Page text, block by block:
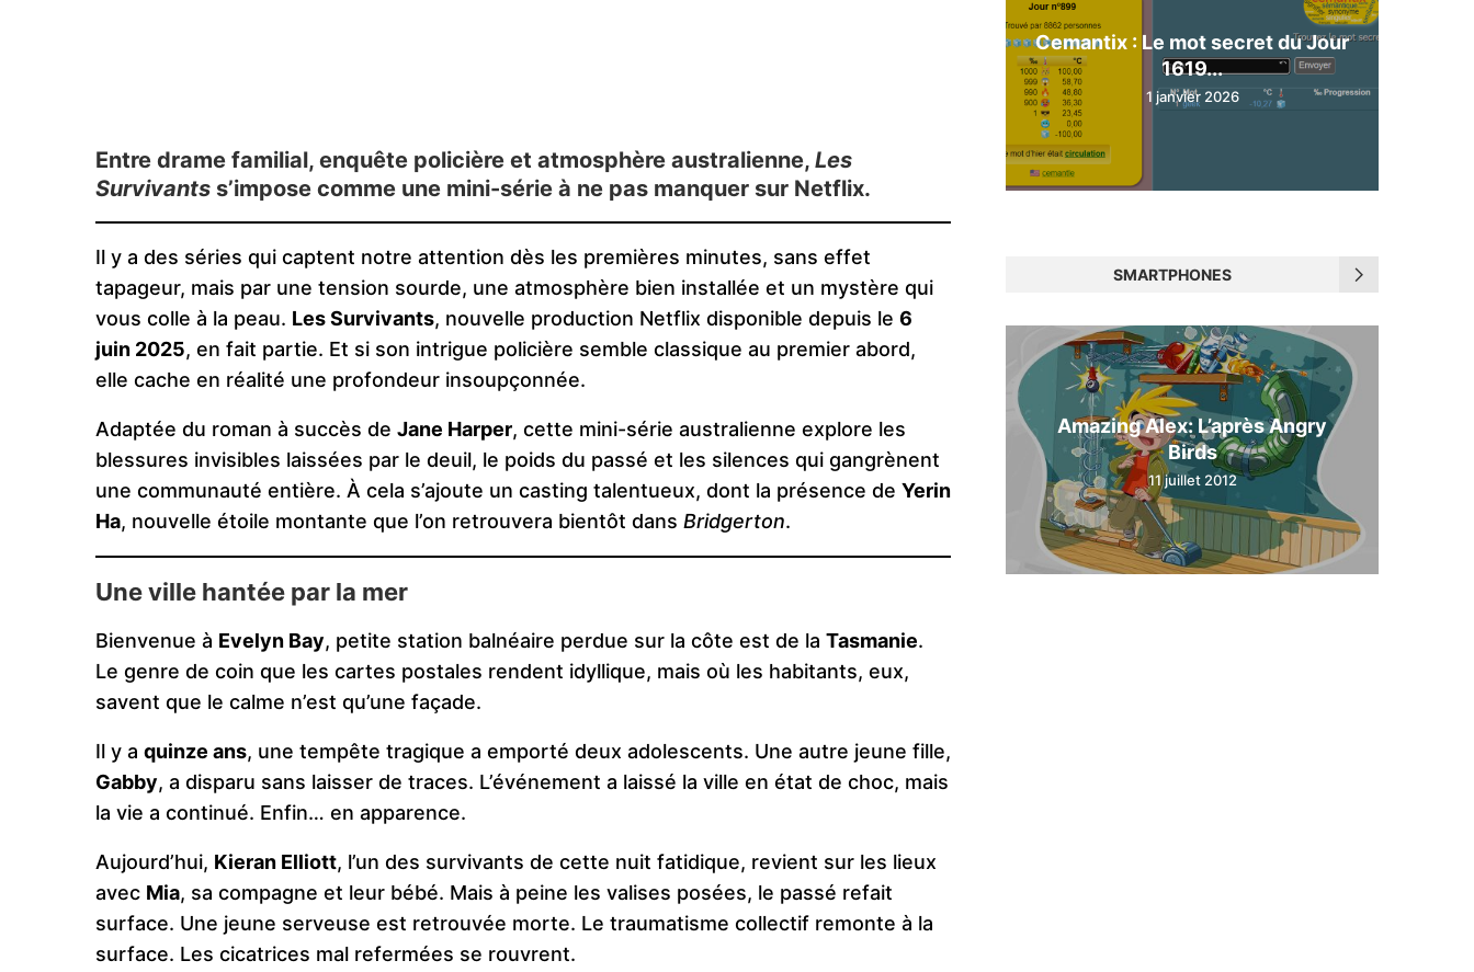
Entre drame familial, enquête policière et atmosphère australienne, Les
Survivants s’impose comme une mini-série à ne pas manquer sur Netflix.
Il y a des séries qui captent notre attention dès les premières minutes, sans effet
tapageur, mais par une tension sourde, une atmosphère bien installée et un mystère qui
vous colle à la peau. Les Survivants, nouvelle production Netflix disponible depuis le 6
juin 2025, en fait partie. Et si son intrigue policière semble classique au premier abord,
elle cache en réalité une profondeur insoupçonnée.
Adaptée du roman à succès de Jane Harper, cette mini-série australienne explore les
blessures invisibles laissées par le deuil, le poids du passé et les silences qui gangrènent
une communauté entière. À cela s’ajoute un casting talentueux, dont la présence de Yerin
Ha, nouvelle étoile montante que l’on retrouvera bientôt dans Bridgerton.
Une ville hantée par la mer
Bienvenue à Evelyn Bay, petite station balnéaire perdue sur la côte est de la Tasmanie.
Le genre de coin que les cartes postales rendent idyllique, mais où les habitants, eux,
savent que le calme n’est qu’une façade.
Il y a quinze ans, une tempête tragique a emporté deux adolescents. Une autre jeune fille,
Gabby, a disparu sans laisser de traces. L’événement a laissé la ville en état de choc, mais
la vie a continué. Enfin… en apparence.
Aujourd’hui, Kieran Elliott, l’un des survivants de cette nuit fatidique, revient sur les lieux
avec Mia, sa compagne et leur bébé. Mais à peine les valises posées, le passé refait
surface. Une jeune serveuse est retrouvée morte. Le traumatisme collectif remonte à la
surface. Les cicatrices mal refermées se rouvrent.
Cemantix : Le mot secret du Jour
1619...
1 janvier 2026
SMARTPHONES
Amazing Alex: L’après Angry
Birds
11 juillet 2012